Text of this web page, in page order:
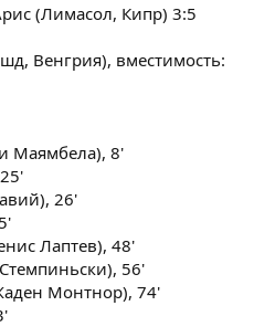
(Лимасол, Кипр) 3:5
Венгрия), вместимость:
Маямбела), 8'
26'
Лаптев), 48'
56'
Монтнор), 74'